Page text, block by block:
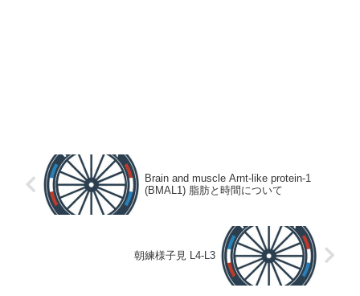
Brain and muscle Arnt-like protein-1
(BMAL1) 脂肪と時間について
朝練様子見 L4-L3